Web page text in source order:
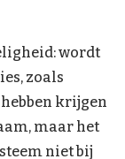
wordt
zoals
krijgen
maar het
niet bij